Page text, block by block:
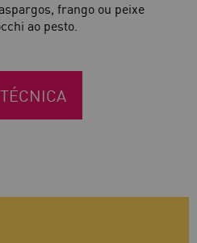
frango ou peixe
ao pesto.